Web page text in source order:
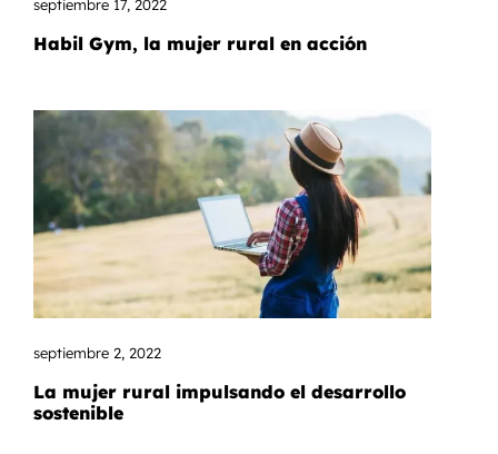
septiembre 17, 2022
Habil Gym, la mujer rural en acción
septiembre 2, 2022
La mujer rural impulsando el desarrollo
sostenible